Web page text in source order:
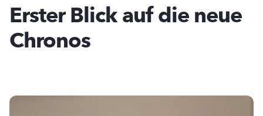
Erster Blick auf die neue
Chronos